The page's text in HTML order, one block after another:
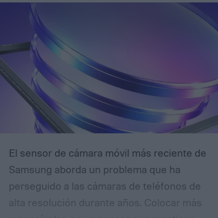
El sensor de cámara móvil más reciente de
Samsung aborda un problema que ha
perseguido a las cámaras de teléfonos de
alta resolución durante años. Colocar más